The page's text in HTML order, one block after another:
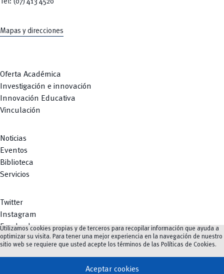
Tel: (07) 413 4520
Mapas y direcciones
Oferta Académica
Investigación e innovación
Innovación Educativa
Vinculación
Noticias
Eventos
Biblioteca
Servicios
Twitter
Instagram
Facebook
Youtube
Utilizamos cookies propias y de terceros para recopilar información que ayuda a
optimizar su visita. Para tener una mejor experiencia en la navegación de nuestro
sitio web se requiere que usted acepte los términos de las Políticas de Cookies.
Aceptar cookies